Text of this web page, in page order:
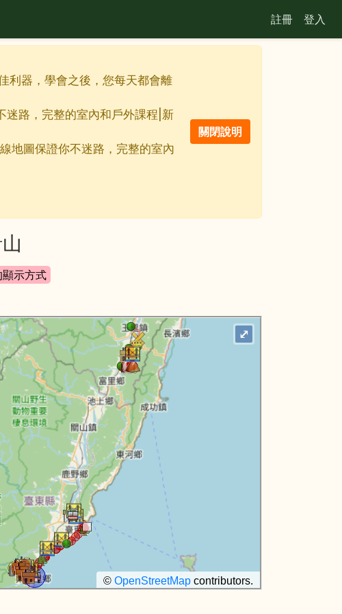
註冊 登入
利器，學會之後，您每天都會離
路，完整的室內和戶外課程|新
地圖保證你不迷路，完整的室內
© OpenStreetMap contributors.
⤢